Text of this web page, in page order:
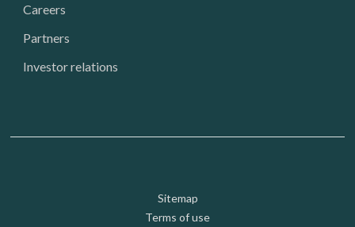
Careers
Partners
Investor relations
Footer: Utility
Sitemap
Terms of use